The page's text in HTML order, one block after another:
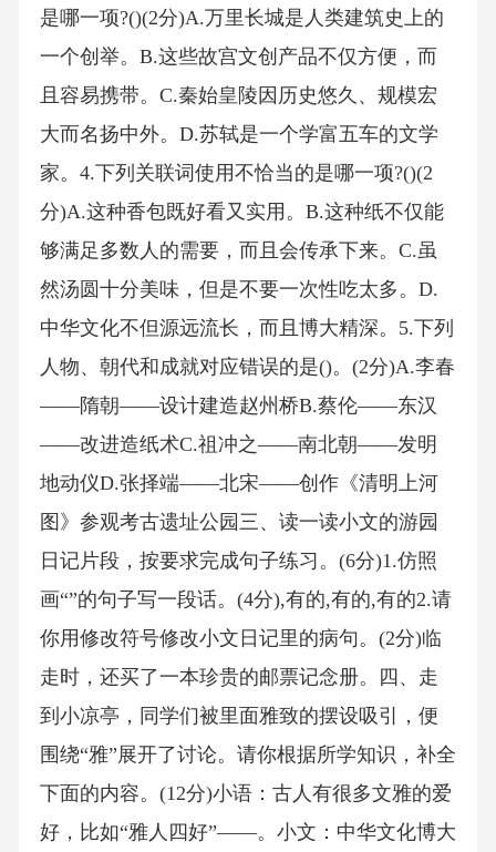
是哪一项?()(2分)A.万里长城是人类建筑史上的
一个创举。B.这些故宫文创产品不仅方便，而
且容易携带。C.秦始皇陵因历史悠久、规模宏
大而名扬中外。D.苏轼是一个学富五车的文学
家。4.下列关联词使用不恰当的是哪一项?()(2
分)A.这种香包既好看又实用。B.这种纸不仅能
够满足多数人的需要，而且会传承下来。C.虽
然汤圆十分美味，但是不要一次性吃太多。D.
中华文化不但源远流长，而且博大精深。5.下列
人物、朝代和成就对应错误的是()。(2分)A.李春
——隋朝——设计建造赵州桥B.蔡伦——东汉
——改进造纸术C.祖冲之——南北朝——发明
地动仪D.张择端——北宋——创作《清明上河
图》参观考古遗址公园三、读一读小文的游园
日记片段，按要求完成句子练习。(6分)1.仿照
画“”的句子写一段话。(4分),有的,有的,有的2.请
你用修改符号修改小文日记里的病句。(2分)临
走时，还买了一本珍贵的邮票记念册。四、走
到小凉亭，同学们被里面雅致的摆设吸引，便
围绕“雅”展开了讨论。请你根据所学知识，补全
下面的内容。(12分)小语：古人有很多文雅的爱
好，比如“雅人四好”——。小文：中华文化博大